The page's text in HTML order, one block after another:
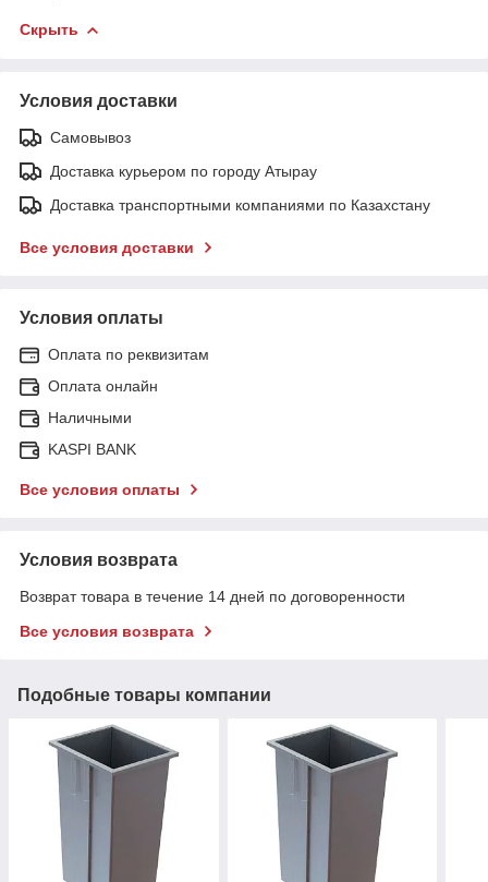
Скрыть
Условия доставки
Самовывоз
Доставка курьером по городу Атырау
Доставка транспортными компаниями по Казахстану
Все условия доставки
Условия оплаты
Оплата по реквизитам
Оплата онлайн
Наличными
KASPI BANK
Все условия оплаты
Условия возврата
Возврат товара в течение 14 дней по договоренности
Все условия возврата
Подобные товары компании